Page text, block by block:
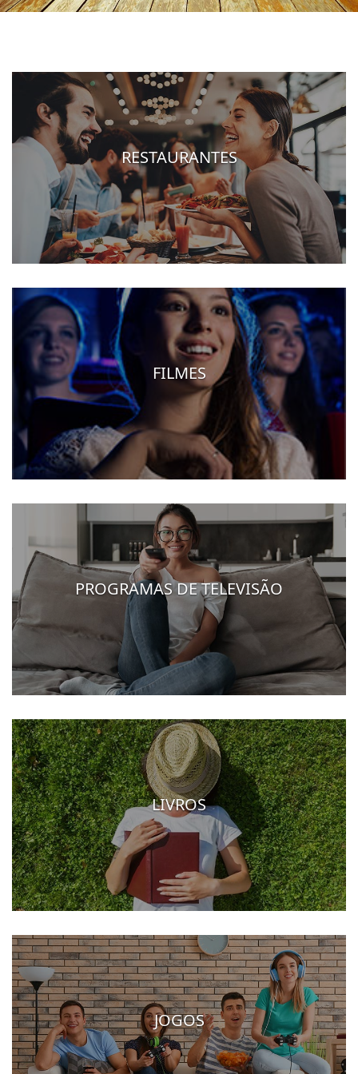
RESTAURANTES
FILMES
PROGRAMAS DE TELEVISÃO
LIVROS
JOGOS